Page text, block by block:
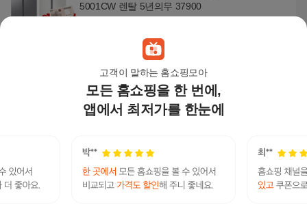
고객이 말하는 홈쇼핑모아
모든 홈쇼핑을 한 번에,
앱에서 최저가를 한눈에
5001CW 렌탈 5년의무 37900
[렌탈] LG헬로 삼성 비스포크 냉장고 852L RS84D
G5022B4 렌탈 5년의무 42900
42,900 원
[렌탈] LG헬로 삼성 비스포크 냉장고 875L RF85D